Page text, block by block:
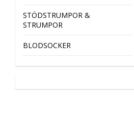
STÖDSTRUMPOR &
STRUMPOR
BLODSOCKER